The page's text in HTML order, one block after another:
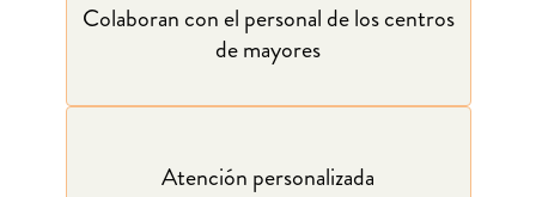
Colaboran con el personal de los centros
de mayores
Atención personalizada